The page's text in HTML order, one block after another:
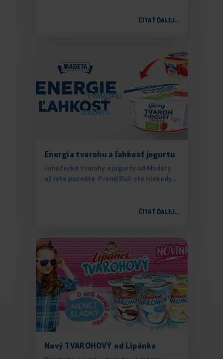
ČÍTAŤ ĎALEJ...
Energia tvarohu a ľahkosť jogurtu
Juhočeské tvarohy a jogurty od Madety
už iste poznáte. Premýšľali ste niekedy...
ČÍTAŤ ĎALEJ...
Nový TVAROHOVÝ od Lipánka